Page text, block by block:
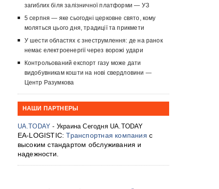
загиблих біля залізничної платформи — УЗ
5 серпня — яке сьогодні церковне свято, кому
моляться цього дня, традиції та прикмети
У шести областях є знеструмлення: де на ранок
немає електроенергії через ворожі удари
Контрольований експорт газу може дати
видобувникам кошти на нові свердловини —
Центр Разумкова
НАШИ ПАРТНЕРЫ
UA.TODAY - Украина Сегодня UA.TODAY
EA-LOGISTIC:Транспортная компания с
высоким стандартом обслуживания и
надежности.